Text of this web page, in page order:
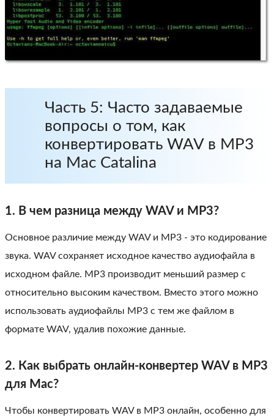
Часть 5: Часто задаваемые
вопросы о том, как
конвертировать WAV в MP3
на Mac Catalina
1. В чем разница между WAV и MP3?
Основное различие между WAV и MP3 - это кодирование
звука. WAV сохраняет исходное качество аудиофайла в
исходном файле. MP3 производит меньший размер с
относительно высоким качеством. Вместо этого можно
использовать аудиофайлы MP3 с тем же файлом в
формате WAV, удалив похожие данные.
2. Как выбрать онлайн-конвертер WAV в MP3
для Mac?
Чтобы конвертировать WAV в MP3 онлайн, особенно для